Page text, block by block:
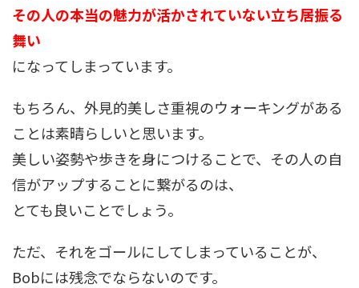
その人の本当の魅力が活かされていない立ち居振る
舞い
になってしまっています。
もちろん、外見的美しさ重視のウォーキングがある
ことは素晴らしいと思います。
美しい姿勢や歩きを身につけることで、その人の自
信がアップすることに繋がるのは、
とても良いことでしょう。
ただ、それをゴールにしてしまっていることが、
Bobには残念でならないのです。